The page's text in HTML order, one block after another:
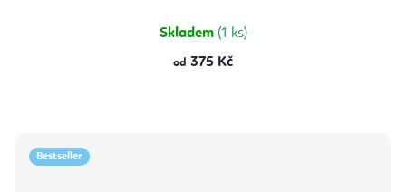
Skladem (1 ks)
od 375 Kč
Bestseller